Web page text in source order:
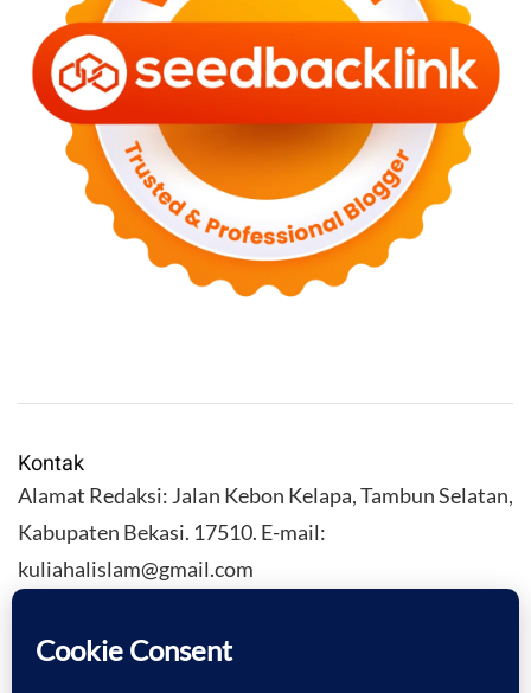
Kontak
Alamat Redaksi: Jalan Kebon Kelapa, Tambun Selatan,
Kabupaten Bekasi. 17510. E-mail:
kuliahalislam@gmail.com